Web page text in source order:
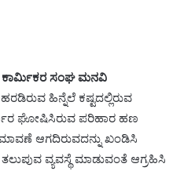
ಕಾರ್ಮಿಕರ ಸಂಘ ಮನವಿ
ಹಿನ್ನೆಲೆ ಕಷ್ಟದಲ್ಲಿರುವ
ಘೋಷಿಸಿರುವ ಪರಿಹಾರ ಹಣ
ಆಗದಿರುವದನ್ನು ಖಂಡಿಸಿ
ವ್ಯವಸ್ಥೆ ಮಾಡುವಂತೆ ಆಗ್ರಹಿಸಿ